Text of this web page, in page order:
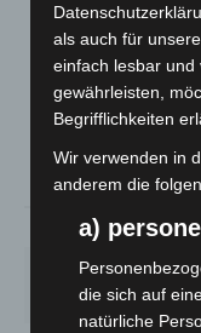
Überwiegend
65%
FR.
21°
SA.
26°
als auch für
einfach lesbar und
gewährleisten,
Begrifflichkeiten
Wir verwenden in
anderem die
a)
die sich auf
natürliche